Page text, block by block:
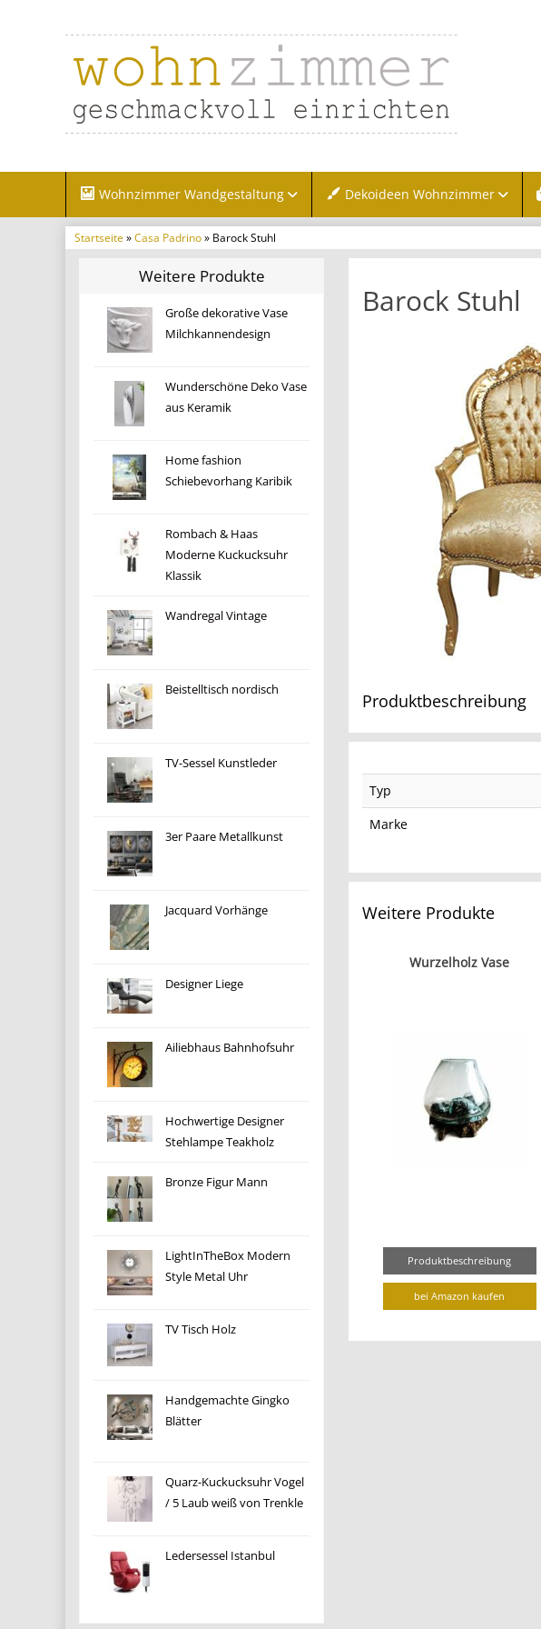
Wohnzimmer Wandgestaltung Dekoideen Wohnzimmer
Startseite»Casa Padrino» Barock Stuhl
Weitere Produkte
Große dekorative Vase
Milchkannendesign
Wunderschöne Deko Vase
aus Keramik
Home fashion
Schiebevorhang Karibik
Rombach & Haas
Moderne Kuckucksuhr
Klassik
Wandregal Vintage
Beistelltisch nordisch
TV-Sessel Kunstleder
3er Paare Metallkunst
Jacquard Vorhänge
Designer Liege
Ailiebhaus Bahnhofsuhr
Hochwertige Designer
Stehlampe Teakholz
Bronze Figur Mann
LightInTheBox Modern
Style Metal Uhr
TV Tisch Holz
Handgemachte Gingko
Blätter
Quarz-Kuckucksuhr Vogel
/ 5 Laub weiß von Trenkle
Ledersessel Istanbul
Barock Stuhl
Produktbeschreibung
Typ
Marke
Weitere Produkte
Wurzelholz Vase
Produktbeschreibung
bei Amazon kaufen